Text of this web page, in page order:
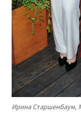
Ирина Старшенбаум,